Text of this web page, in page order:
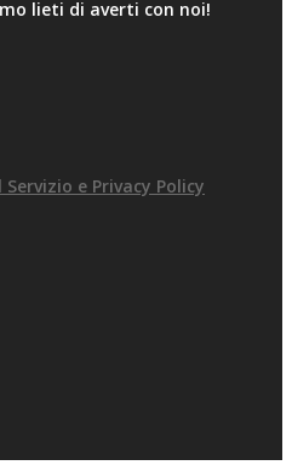
lieti di averti con noi!
e Privacy Policy